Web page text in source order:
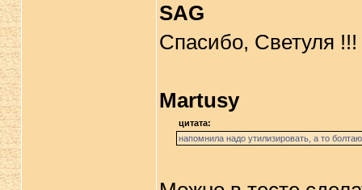
SAG
Спасибо, Светуля
Martusy
цитата:
напомнила надо утилизировать, а то